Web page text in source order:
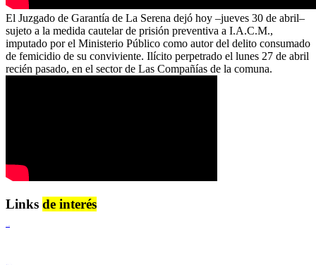
El Juzgado de Garantía de La Serena dejó hoy –jueves 30 de abril–
sujeto a la medida cautelar de prisión preventiva a I.A.C.M.,
imputado por el Ministerio Público como autor del delito consumado
de femicidio de su conviviente. Ilícito perpetrado el lunes 27 de abril
recién pasado, en el sector de Las Compañías de la comuna.
Links de interés